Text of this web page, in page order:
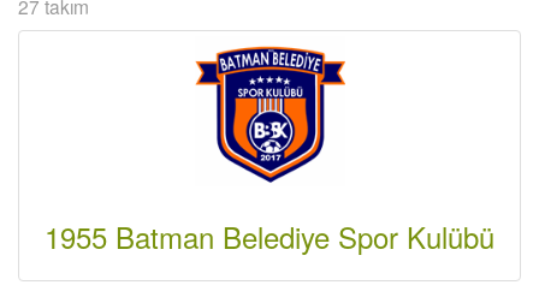
27 takım
1955 Batman Belediye Spor Kulübü